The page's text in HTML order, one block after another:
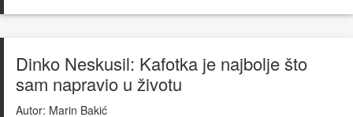
Dinko Neskusil: Kafotka je najbolje što
sam napravio u životu
Autor: Marin Bakić